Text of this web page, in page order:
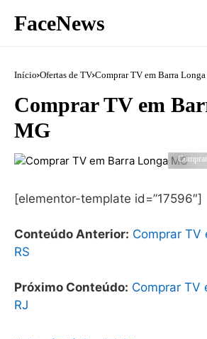
FaceNews
Início Ofertas de TV Comprar TV em Barra
Comprar TV em
MG
[elementor-template id=”17596″]
Conteúdo Anterior: Comprar TV
RS
Próximo Conteúdo: Comprar TV
RJ